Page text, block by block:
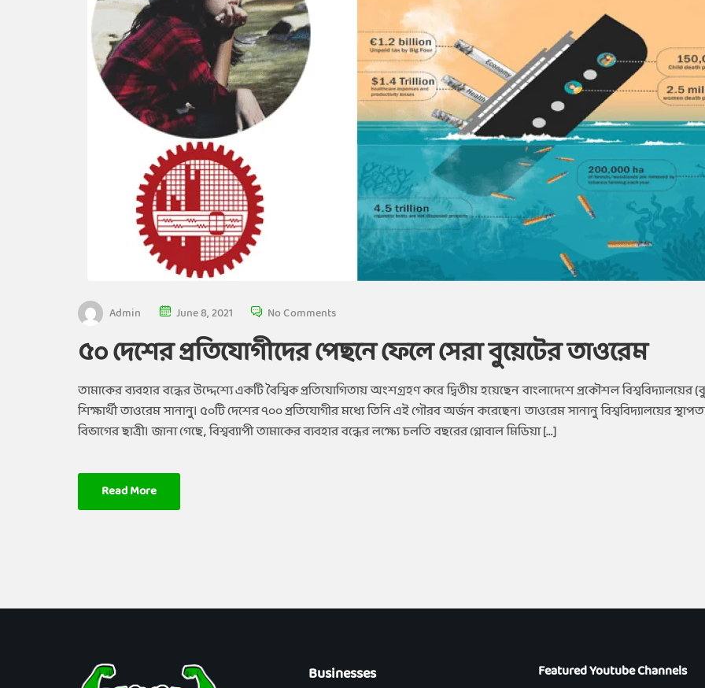
Admin June 8, 2021 No Comments
৫০ দেশের প্রতিযোগীদের পেছনে ফেলে সেরা বুয়েটের তাওরেম
তামাকের ব্যবহার বন্ধের উদ্দেশ্যে একটি বৈশ্বিক প্রতিযোগিতায় অংশগ্রহণ করে দ্বিতীয় হয়েছেন বাংলাদেশে প্রকৌশল বিশ্ববিদ্যালয়ের
শিক্ষার্থী তাওরেম সানানু। ৫০টি দেশের ৭০০ প্রতিযোগীর মধ্যে তিনি এই গৌরব অর্জন করেছেন। তাওরেম সানানু বিশ্ববিদ্যালয়ের
বিভাগের ছাত্রী। জানা গেছে, বিশ্বব্যাপী তামাকের ব্যবহার বন্ধের লক্ষ্যে চলতি বছরের গ্লোবাল মিডিয়া […]
Read More
Businesses Featured Youtube Channels